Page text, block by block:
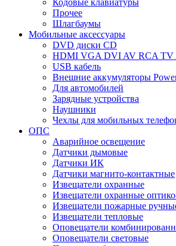
Кодовые клавиатуры
Прочее
Шлагбаумы
Мобильные аксессуары
DVD диски CD
HDMI VGA DVI AV RCA TV
USB кабель
Внешние аккумуляторы
Для автомобилей
Зарядные устройства
Наушники
Чехлы для мобильных
ОПС
Аварийное освещение
Датчики дымовые
Датчики ИК
Датчики магнито-контактные
Извещатели охранные
Извещатели охранные
Извещатели пожарные
Извещатели тепловые
Оповещатели
Оповещатели световые